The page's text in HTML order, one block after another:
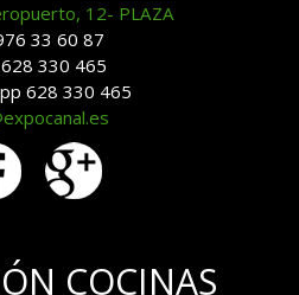
12- PLAZA
33 60 87
330 465
628 330 465
COCINAS